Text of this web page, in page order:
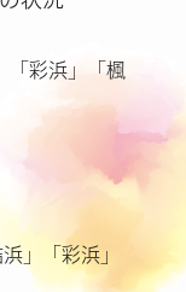
「彩浜」「楓
」「彩浜」